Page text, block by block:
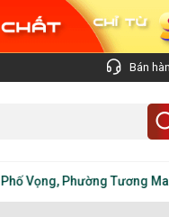
Bán
Phường Tương Mai ,